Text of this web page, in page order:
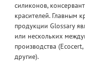
силиконов,
красителей. Главным
продукции Glossary
или нескольких
производства
другие).